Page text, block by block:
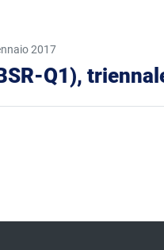
2017
Q1),
pagina